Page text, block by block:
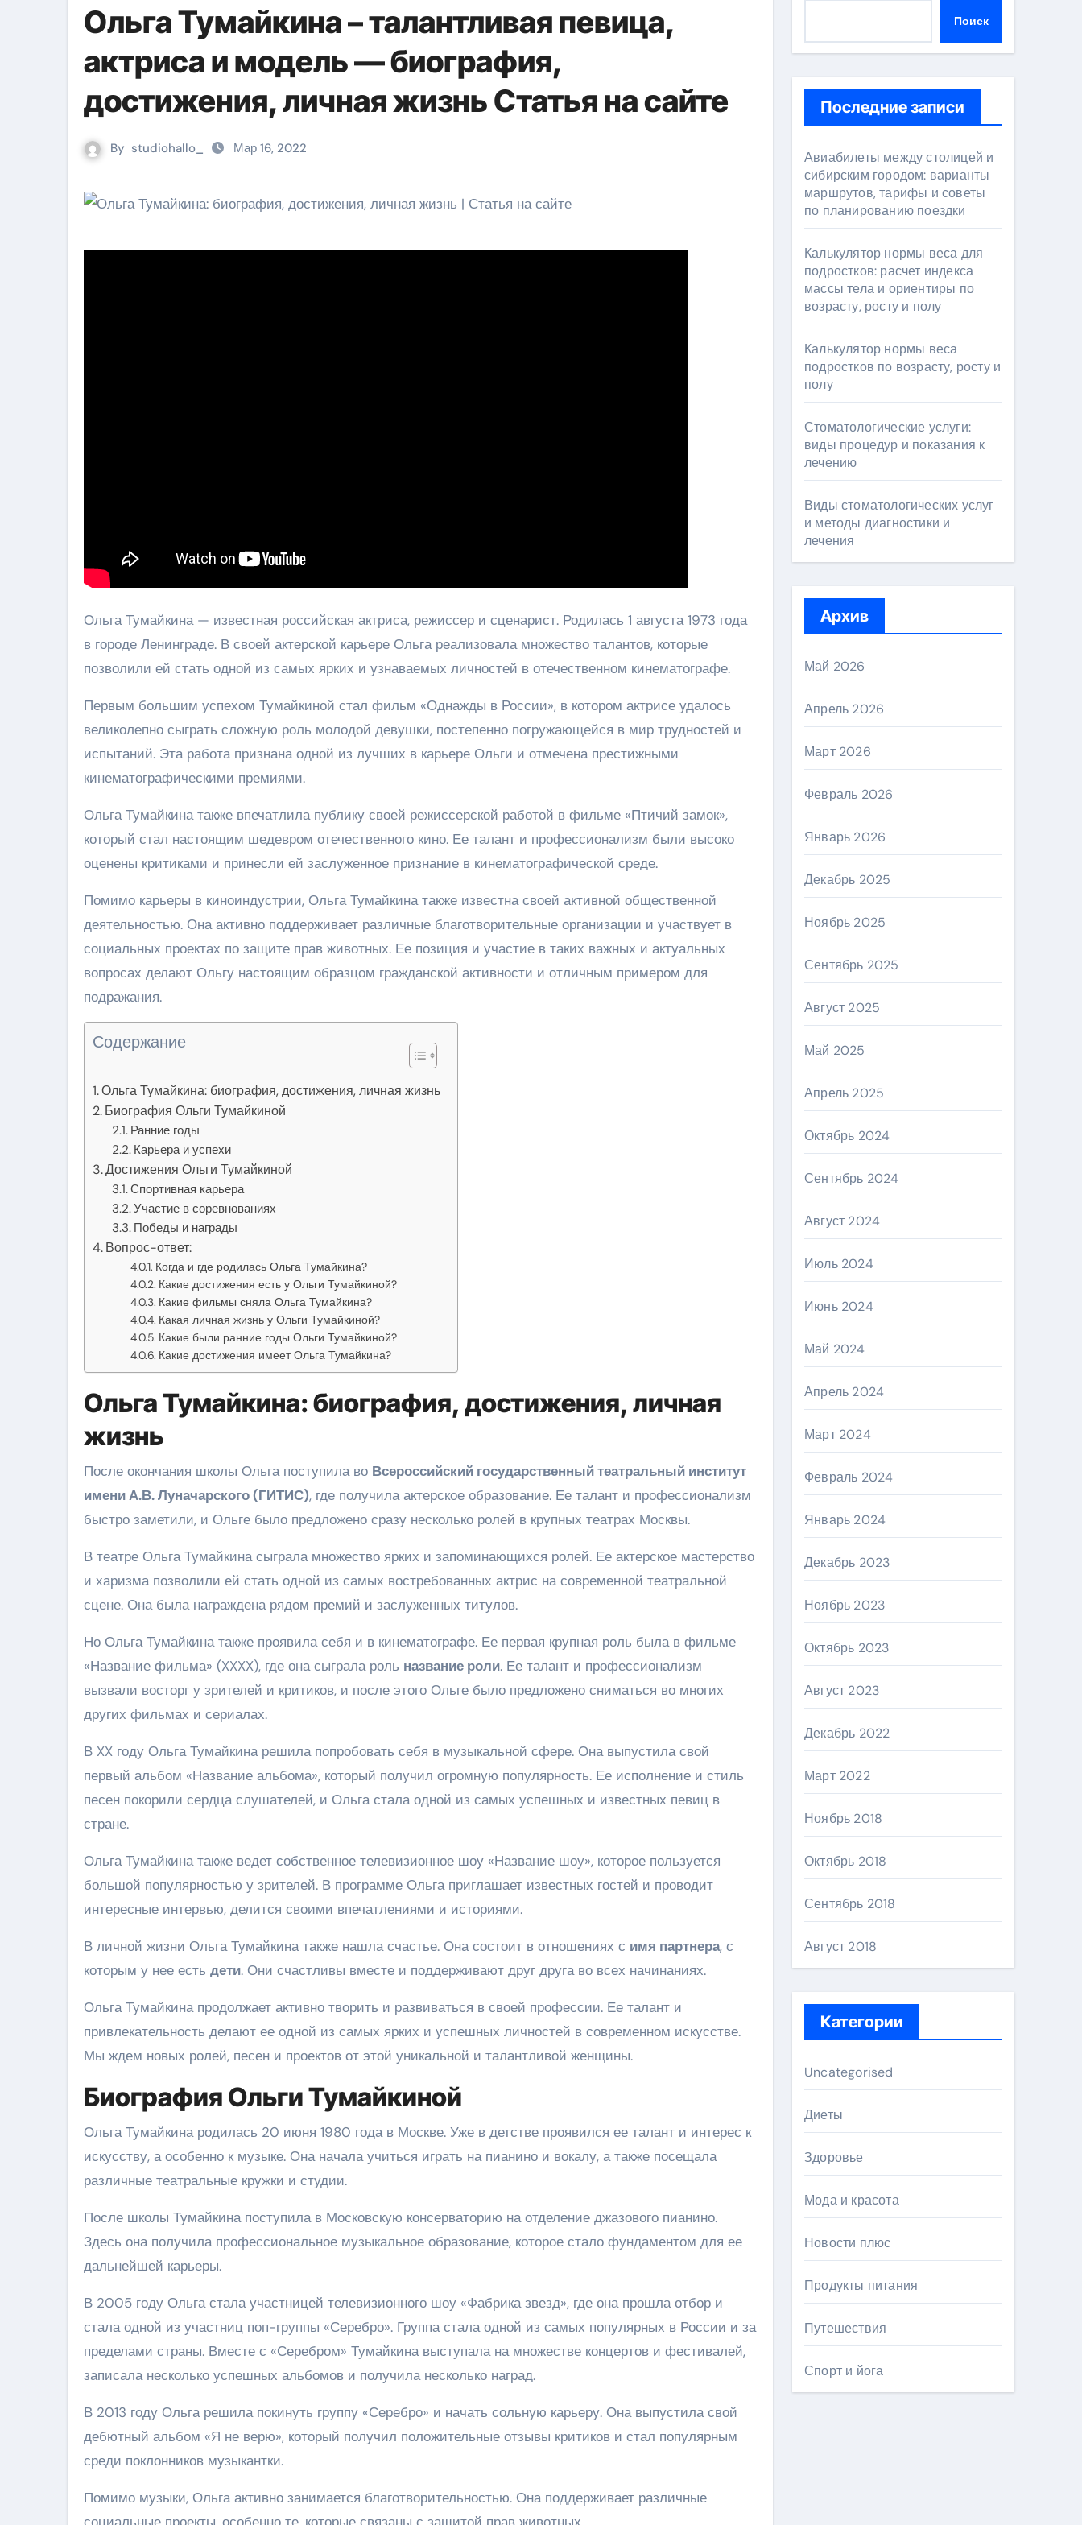
Ольга Тумайкина – талантливая певица,
актриса и модель — биография,
достижения, личная жизнь Статья на сайте
By studiohallo_ Мар 16, 2022
Ольга Тумайкина — известная российская актриса, режиссер и сценарист. Родилась 1 августа 1973 года
в городе Ленинграде. В своей актерской карьере Ольга реализовала множество талантов, которые
позволили ей стать одной из самых ярких и узнаваемых личностей в отечественном кинематографе.
Первым большим успехом Тумайкиной стал фильм «Однажды в России», в котором актрисе удалось
великолепно сыграть сложную роль молодой девушки, постепенно погружающейся в мир трудностей и
испытаний. Эта работа признана одной из лучших в карьере Ольги и отмечена престижными
кинематографическими премиями.
Ольга Тумайкина также впечатлила публику своей режиссерской работой в фильме «Птичий замок»,
который стал настоящим шедевром отечественного кино. Ее талант и профессионализм были высоко
оценены критиками и принесли ей заслуженное признание в кинематографической среде.
Помимо карьеры в киноиндустрии, Ольга Тумайкина также известна своей активной общественной
деятельностью. Она активно поддерживает различные благотворительные организации и участвует в
социальных проектах по защите прав животных. Ее позиция и участие в таких важных и актуальных
вопросах делают Ольгу настоящим образцом гражданской активности и отличным примером для
подражания.
Содержание
Ольга Тумайкина: биография, достижения, личная жизнь
Биография Ольги Тумайкиной
Ранние годы
Карьера и успехи
Достижения Ольги Тумайкиной
Спортивная карьера
Участие в соревнованиях
Победы и награды
Вопрос-ответ:
Когда и где родилась Ольга Тумайкина?
Какие достижения есть у Ольги Тумайкиной?
Какие фильмы сняла Ольга Тумайкина?
Какая личная жизнь у Ольги Тумайкиной?
Какие были ранние годы Ольги Тумайкиной?
Какие достижения имеет Ольга Тумайкина?
Ольга Тумайкина: биография, достижения, личная
жизнь
После окончания школы Ольга поступила во Всероссийский государственный театральный институт
имени А.В. Луначарского (ГИТИС), где получила актерское образование. Ее талант и профессионализм
быстро заметили, и Ольге было предложено сразу несколько ролей в крупных театрах Москвы.
В театре Ольга Тумайкина сыграла множество ярких и запоминающихся ролей. Ее актерское мастерство
и харизма позволили ей стать одной из самых востребованных актрис на современной театральной
сцене. Она была награждена рядом премий и заслуженных титулов.
Но Ольга Тумайкина также проявила себя и в кинематографе. Ее первая крупная роль была в фильме
«Название фильма» (XXXX), где она сыграла роль название роли. Ее талант и профессионализм
вызвали восторг у зрителей и критиков, и после этого Ольге было предложено сниматься во многих
других фильмах и сериалах.
В XX году Ольга Тумайкина решила попробовать себя в музыкальной сфере. Она выпустила свой
первый альбом «Название альбома», который получил огромную популярность. Ее исполнение и стиль
песен покорили сердца слушателей, и Ольга стала одной из самых успешных и известных певиц в
стране.
Ольга Тумайкина также ведет собственное телевизионное шоу «Название шоу», которое пользуется
большой популярностью у зрителей. В программе Ольга приглашает известных гостей и проводит
интересные интервью, делится своими впечатлениями и историями.
В личной жизни Ольга Тумайкина также нашла счастье. Она состоит в отношениях с имя партнера, с
которым у нее есть дети. Они счастливы вместе и поддерживают друг друга во всех начинаниях.
Ольга Тумайкина продолжает активно творить и развиваться в своей профессии. Ее талант и
привлекательность делают ее одной из самых ярких и успешных личностей в современном искусстве.
Мы ждем новых ролей, песен и проектов от этой уникальной и талантливой женщины.
Биография Ольги Тумайкиной
Ольга Тумайкина родилась 20 июня 1980 года в Москве. Уже в детстве проявился ее талант и интерес к
искусству, а особенно к музыке. Она начала учиться играть на пианино и вокалу, а также посещала
различные театральные кружки и студии.
После школы Тумайкина поступила в Московскую консерваторию на отделение джазового пианино.
Здесь она получила профессиональное музыкальное образование, которое стало фундаментом для ее
дальнейшей карьеры.
В 2005 году Ольга стала участницей телевизионного шоу «Фабрика звезд», где она прошла отбор и
стала одной из участниц поп-группы «Серебро». Группа стала одной из самых популярных в России и за
пределами страны. Вместе с «Серебром» Тумайкина выступала на множестве концертов и фестивалей,
записала несколько успешных альбомов и получила несколько наград.
В 2013 году Ольга решила покинуть группу «Серебро» и начать сольную карьеру. Она выпустила свой
дебютный альбом «Я не верю», который получил положительные отзывы критиков и стал популярным
среди поклонников музыкантки.
Помимо музыки, Ольга активно занимается благотворительностью. Она поддерживает различные
социальные проекты, особенно те, которые связаны с защитой прав животных.
Поиск
Последние записи
Авиабилеты между столицей и
сибирским городом: варианты
маршрутов, тарифы и советы
по планированию поездки
Калькулятор нормы веса для
подростков: расчет индекса
массы тела и ориентиры по
возрасту, росту и полу
Калькулятор нормы веса
подростков по возрасту, росту и
полу
Стоматологические услуги:
виды процедур и показания к
лечению
Виды стоматологических услуг
и методы диагностики и
лечения
Архив
Май 2026
Апрель 2026
Март 2026
Февраль 2026
Январь 2026
Декабрь 2025
Ноябрь 2025
Сентябрь 2025
Август 2025
Май 2025
Апрель 2025
Октябрь 2024
Сентябрь 2024
Август 2024
Июль 2024
Июнь 2024
Май 2024
Апрель 2024
Март 2024
Февраль 2024
Январь 2024
Декабрь 2023
Ноябрь 2023
Октябрь 2023
Август 2023
Декабрь 2022
Март 2022
Ноябрь 2018
Октябрь 2018
Сентябрь 2018
Август 2018
Категории
Uncategorised
Диеты
Здоровье
Мода и красота
Новости плюс
Продукты питания
Путешествия
Спорт и йога